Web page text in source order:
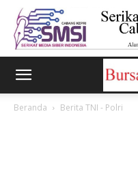
Beranda Berita TNI - Polri